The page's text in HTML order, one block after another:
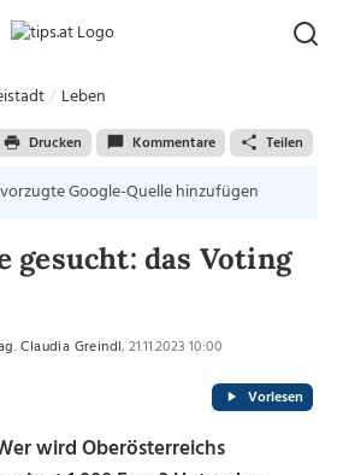
Leben
Drucken Kommentare Teilen
Google-Quelle hinzufügen
gesucht: das Voting
Claudia Greindl, 21.11.2023 10:00
Vorlesen
wird Oberösterreichs